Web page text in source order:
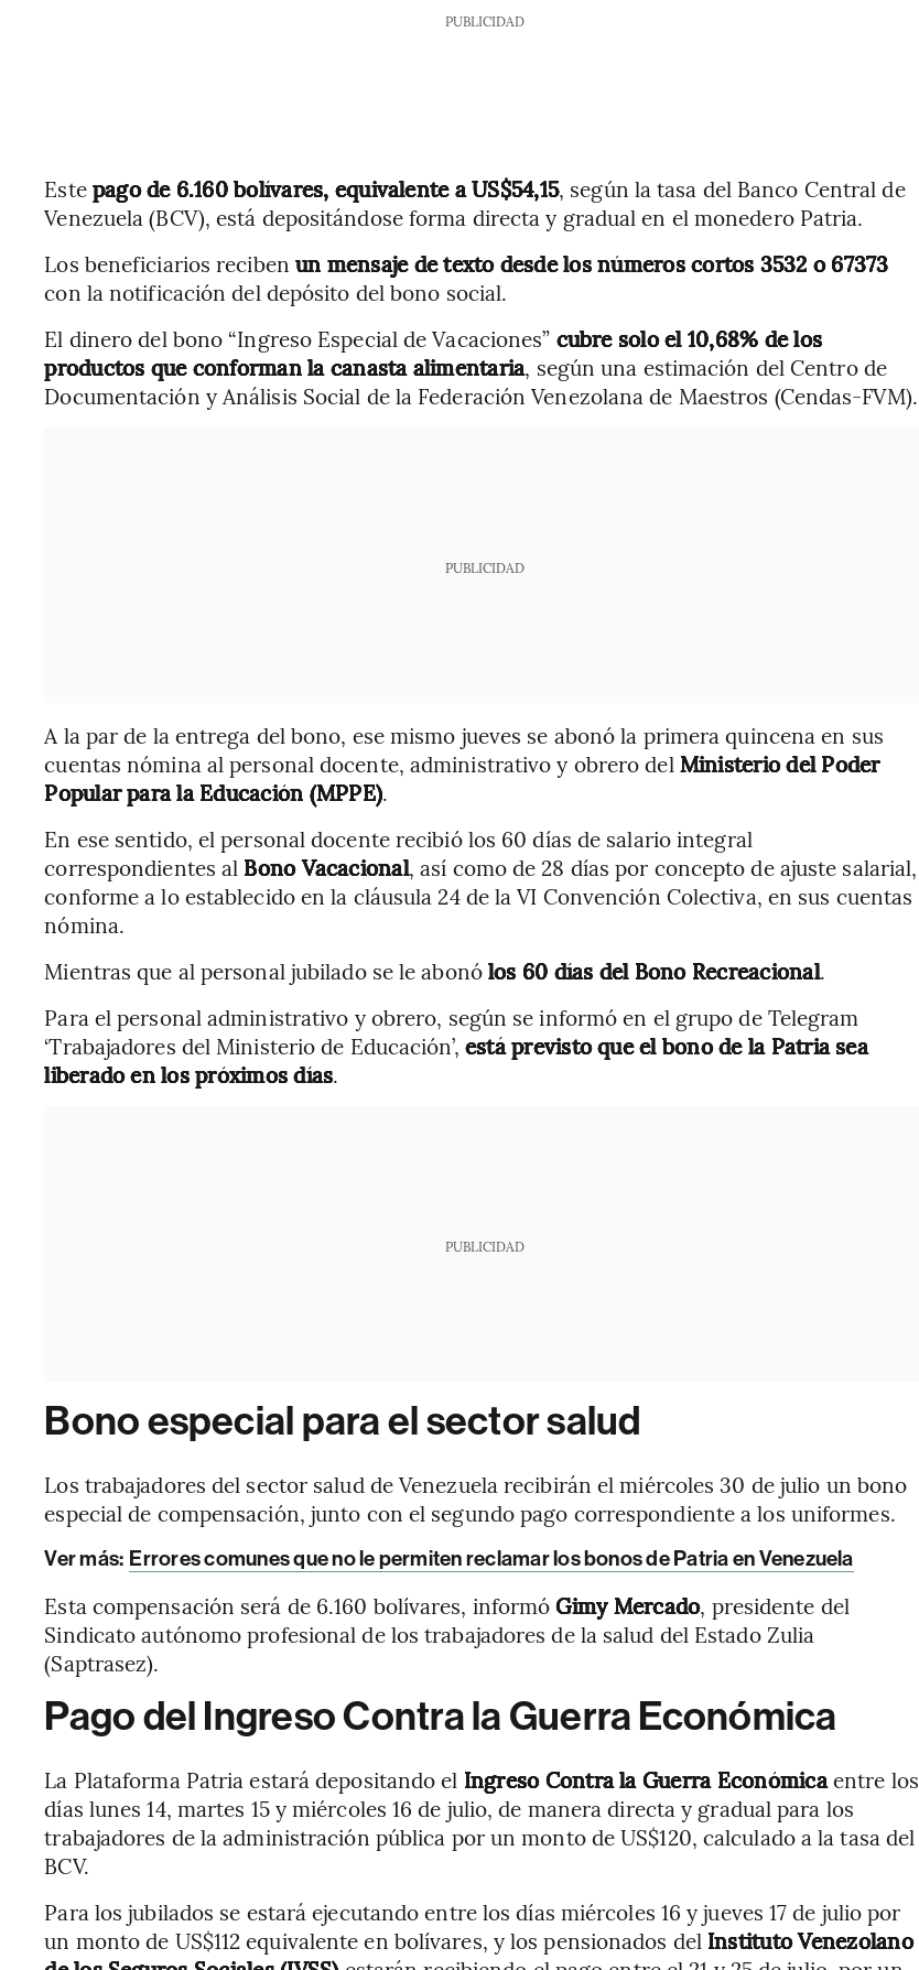
PUBLICIDAD
Estepago de 6.160 bolívares, equivalente a US$54,15, según la tasa del Banco Central de
Venezuela (BCV), está depositándose forma directa y gradual en el monedero Patria.
Los beneficiarios reciben un mensaje de texto desde los números cortos 3532 o 67373
con la notificación del depósito del bono social.
El dinero del bono “Ingreso Especial de Vacaciones” cubre solo el 10,68% de los
productos que conforman la canasta alimentaria, según una estimación del Centro de
Documentación y Análisis Social de la Federación Venezolana de Maestros (Cendas-FVM).
PUBLICIDAD
A la par de la entrega del bono, ese mismo jueves se abonó la primera quincena en sus
cuentas nómina al personal docente, administrativo y obrero del Ministerio del Poder
Popular para la Educación (MPPE).
En ese sentido, el personal docente recibió los 60 días de salario integral
correspondientes al Bono Vacacional, así como de 28 días por concepto de ajuste salarial,
conforme a lo establecido en la cláusula 24 de la VI Convención Colectiva, en sus cuentas
nómina.
Mientras que al personal jubilado se le abonólos 60 días del Bono Recreacional.
Para el personal administrativo y obrero, según se informó en el grupo de Telegram
‘Trabajadores del Ministerio de Educación’, está previsto que el bono de la Patria sea
liberado en los próximos días.
PUBLICIDAD
Bono especial para el sector salud
Los trabajadores del sector salud de Venezuela recibirán el miércoles 30 de julio un bono
especial de compensación, junto con el segundo pago correspondiente a los uniformes.
Ver más: Errores comunes que no le permiten reclamar los bonos de Patria en Venezuela
Esta compensación será de 6.160 bolívares, informóGimy Mercado, presidente del
Sindicato autónomo profesional de los trabajadores de la salud del Estado Zulia
(Saptrasez).
Pago del Ingreso Contra la Guerra Económica
La Plataforma Patria estará depositando el Ingreso Contra la Guerra Económicaentre los
días lunes 14, martes 15 y miércoles 16 de julio, de manera directa y gradual para los
trabajadores de la administración pública por un monto de US$120, calculado a la tasa del
BCV.
Para los jubilados se estará ejecutando entre los días miércoles 16 y jueves 17 de julio por
un monto de US$112 equivalente en bolívares, y los pensionados del Instituto Venezolano